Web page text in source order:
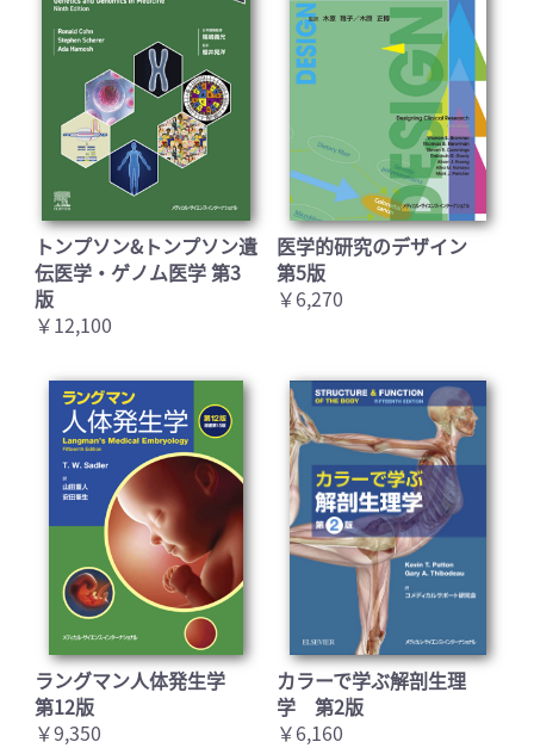
トンプソン&トンプソン遺
伝医学・ゲノム医学 第3
版
￥12,100
医学的研究のデザイン
第5版
￥6,270
ラングマン人体発生学
第12版
￥9,350
カラーで学ぶ解剖生理
学 第2版
￥6,160